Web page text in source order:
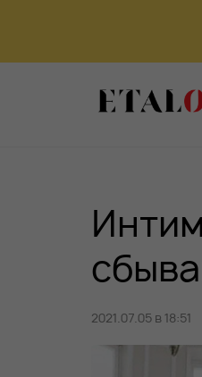
2021.07.05 в 18:51